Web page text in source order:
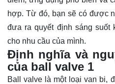
hợp. Từ đó, bạn sẽ có được
đưa ra quyết định sáng suốt
cho nhu cầu của mình.
Định nghĩa và
của ball valve 1
Ball valve là một loại van bi,